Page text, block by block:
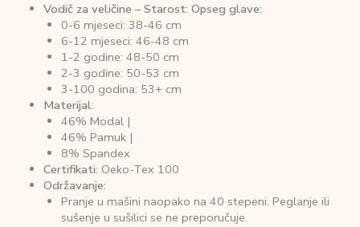
Vodič za veličine – Starost: Opseg glave:
0-6 mjeseci: 38-46 cm
6-12 mjeseci: 46-48 cm
1-2 godine: 48-50 cm
2-3 godine: 50-53 cm
3-100 godina: 53+ cm
Materijal:
46% Modal |
46% Pamuk |
8% Spandex
Certifikati: Oeko-Tex 100
Održavanje:
Pranje u mašini naopako na 40 stepeni. Peglanje ili
sušenje u sušilici se ne preporučuje.